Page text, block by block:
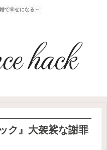
で幸せになる～
ク』大袈裟な謝罪